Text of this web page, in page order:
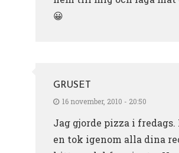
😀
GRUSET
16 november, 2010 - 20:50
Jag gjorde pizza i fredags.
en tok igenom alla dina